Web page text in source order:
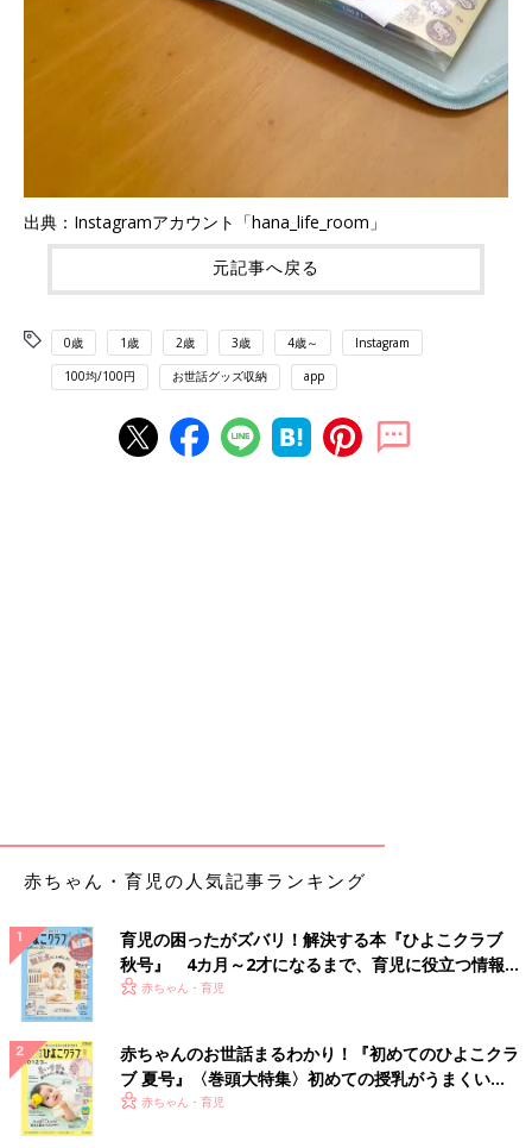
出典：Instagramアカウント「hana_life_room」
元記事へ戻る
0歳 1歳 2歳 3歳 4歳～ Instagram
100均/100円 お世話グッズ収納 app
赤ちゃん・育児の人気記事ランキング
育児の困ったがズバリ！解決する本『ひよこクラブ
秋号』 4カ月～2才になるまで、育児に役立つ情報が
いっぱい！
赤ちゃん・育児
赤ちゃんのお世話まるわかり！『初めてのひよこクラ
ブ 夏号』〈巻頭大特集〉初めての授乳がうまくい
く！ おっぱい・ミルクの基本と夏のトラブル 解決テ
赤ちゃん・育児